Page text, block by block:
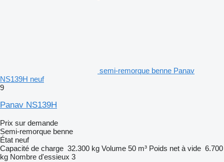
semi-remorque benne Panav
NS139H neuf
9
Panav NS139H
Prix sur demande
Semi-remorque benne
État neuf
Capacité de charge 32.300 kg Volume 50 m³ Poids net à vide 6.700
kg Nombre d'essieux 3